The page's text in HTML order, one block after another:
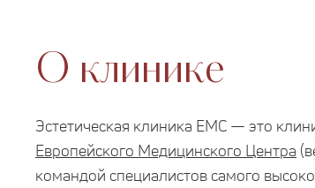
О клинике
Эстетическая клиника ЕМС — это
Европейского Медицинского Центра
командой специалистов самого